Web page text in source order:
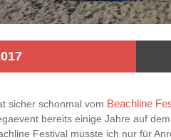
sicher schonmal vom Beachline
bereits einige Jahre auf
Festival musste ich nur für